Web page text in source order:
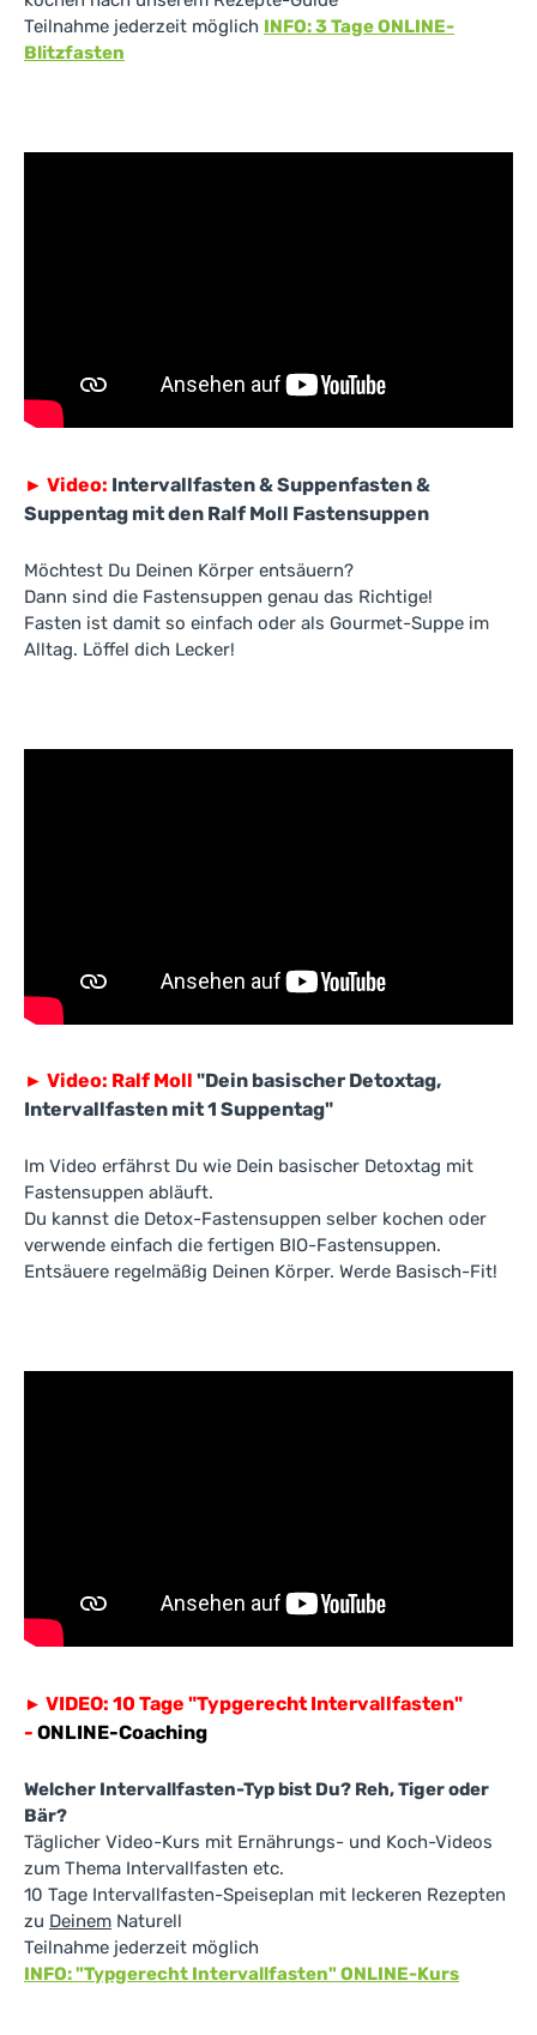
Teilnahme jederzeit möglich INFO: 3 Tage ONLINE-
Blitzfasten
► Video: Intervallfasten & Suppenfasten &
Suppentag mit den Ralf Moll Fastensuppen
Möchtest Du Deinen Körper entsäuern?
Dann sind die Fastensuppen genau das Richtige!
Fasten ist damit so einfach oder als Gourmet-Suppe im
Alltag. Löffel dich Lecker!
► Video: Ralf Moll "Dein basischer Detoxtag,
Intervallfasten mit 1 Suppentag"
Im Video erfährst Du wie Dein basischer Detoxtag mit
Fastensuppen abläuft.
Du kannst die Detox-Fastensuppen selber kochen oder
verwende einfach die fertigen BIO-Fastensuppen.
Entsäuere regelmäßig Deinen Körper. Werde Basisch-Fit!
► VIDEO: 10 Tage "Typgerecht Intervallfasten"
- ONLINE-Coaching
Welcher Intervallfasten-Typ bist Du? Reh, Tiger oder
Bär?
Täglicher Video-Kurs mit Ernährungs- und Koch-Videos
zum Thema Intervallfasten etc.
10 Tage Intervallfasten-Speiseplan mit leckeren Rezepten
zu Deinem Naturell
Teilnahme jederzeit möglich
INFO: "Typgerecht Intervallfasten" ONLINE-Kurs